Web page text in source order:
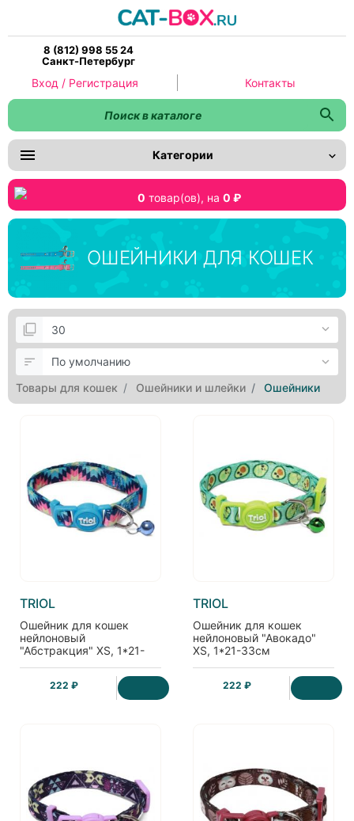
8 (812) 998 55 24
Санкт-Петербург
0 товар(ов), на 0 ₽
Категории
Вход / Регистрация Контакты
ОШЕЙНИКИ ДЛЯ КОШЕК
Товары для кошек Ошейники и шлейки Ошейники
TRIOL
Ошейник для кошек
нейлоновый
"Абстракция" XS, 1*21-
222 ₽
TRIOL
Ошейник для кошек
нейлоновый "Авокадо"
XS, 1*21-33см
222 ₽